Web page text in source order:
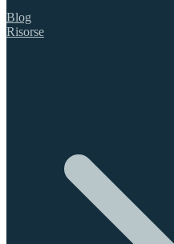
Blog
Risorse